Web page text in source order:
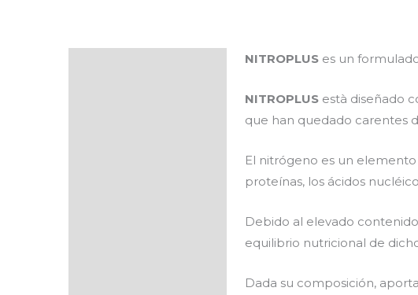
NITROPLUSes un
NITROPLUSestà diseñado
que han quedado carentes
El nitrógeno es un
proteínas, los ácidos
Debido al elevado
equilibrio nutricional de
Dada su composición,